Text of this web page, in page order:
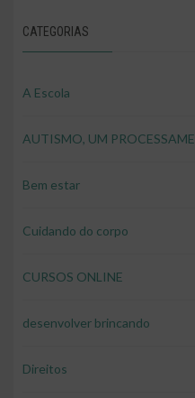
CATEGORIAS
A Escola
AUTISMO, UM
Bem estar
Cuidando do corpo
CURSOS ONLINE
desenvolver brincando
Direitos